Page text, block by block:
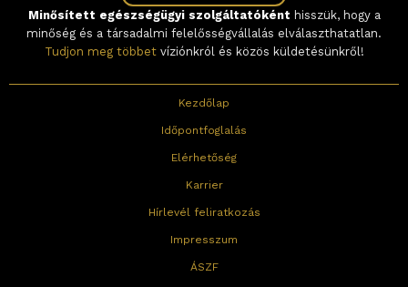
Minősített egészségügyi szolgáltatóként hisszük, hogy a
minőség és a társadalmi felelősségvállalás elválaszthatatlan.
Tudjon meg többetvíziónkról és közös küldetésünkről!
Kezdőlap
Időpontfoglalás
Elérhetőség
Karrier
Hírlevél feliratkozás
Impresszum
ÁSZF